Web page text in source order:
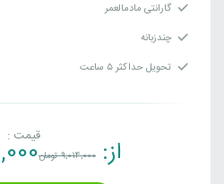
گارانتی مادمالعمر
چندزبانه
تحویل حداکثر ۵ ساعت
قیمت : از: 9,014,000تومان